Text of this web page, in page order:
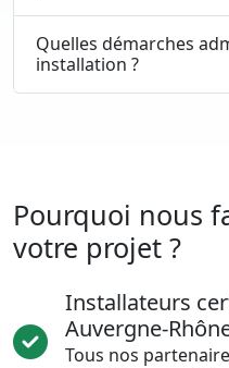
Quelles démarches
installation ?
Pourquoi nous
votre projet ?
Installateurs
Auvergne-
Tous nos